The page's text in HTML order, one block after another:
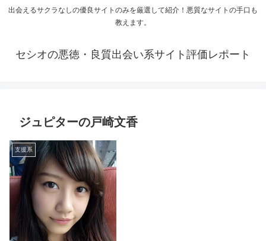
出会えるサクラなしの優良サイトのみを厳選して紹介！悪質なサイトの手口も
教えます。
セシオの悪徳・良質出会い系サイト評価レポート
ジュピターの戸崎文香
支援系